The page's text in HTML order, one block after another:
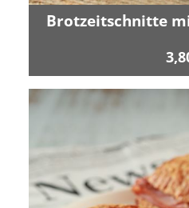
Brotzeitschnitte